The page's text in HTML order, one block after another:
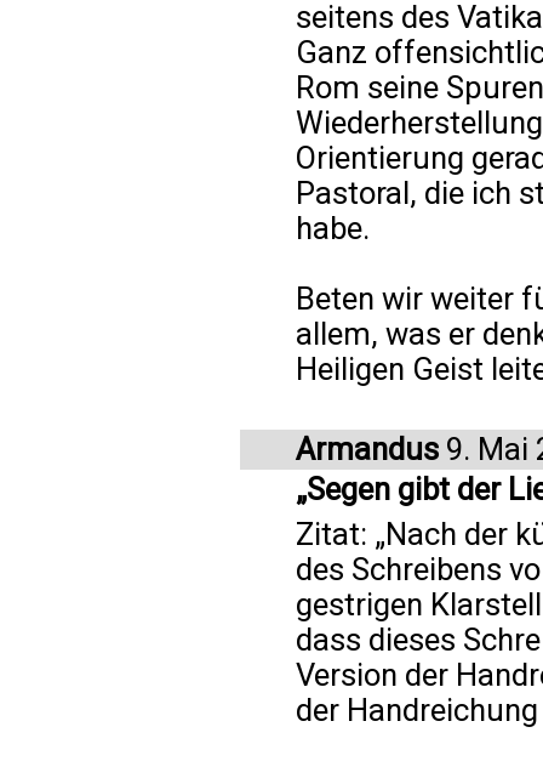
seitens des
Ganz
Rom seine
Orientierung
Pastoral, die ich
habe.
Beten wir weiter
allem, was er
Heiligen Geist
Armandus 9. Mai
„Segen gibt der
Zitat: „Nach der
des Schreibens
gestrigen
dass dieses
Version der
der